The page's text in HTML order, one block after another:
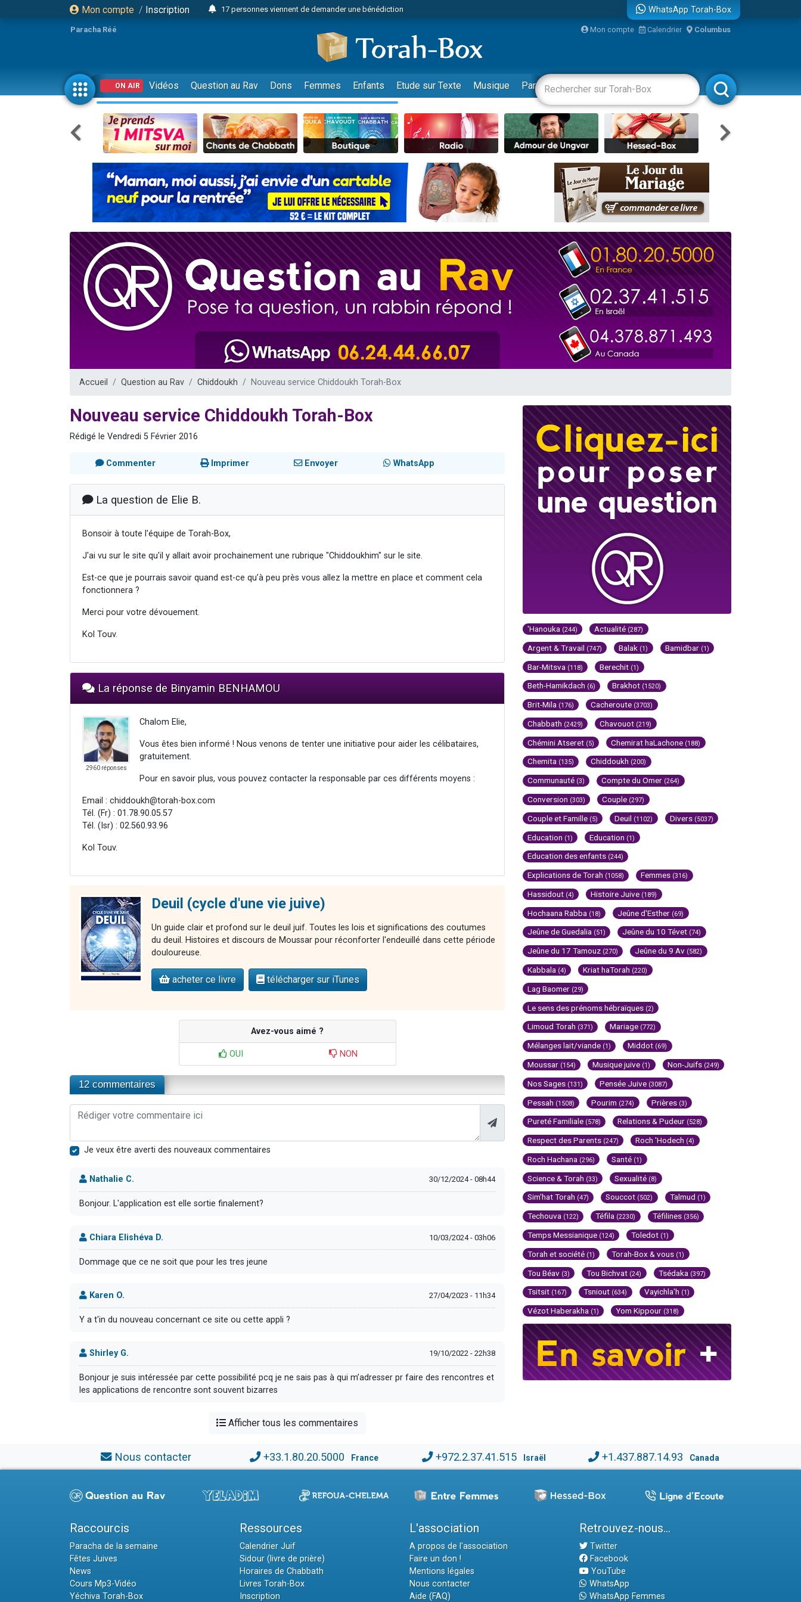
Mon compte / Inscription
17 personnes viennent de demander une bénédiction
Il reste 49 places pour étudier en groupe sur Zoom
23 personnes viennent de faire un don pour Diane, 80 ans, dans un appartement insalubre
Eva vient de donner son Maasser
4 personnes viennent de nous rejoindre sur WhatsApp
3 personnes viennent de nous rejoindre sur WhatsApp
3 personnes viennent de faire un don pour 5 jours de vacances aux Orphelins
Odaya vient de donner son Maasser
13 personnes viennent de demander une bénédiction
2 personnes viennent de nous rejoindre sur WhatsApp
30 personnes viennent de faire un don pour Sauvez la jambe de Yohan
12 nouvelles musiques dans Torah-Box Music
Il reste 49 places pour étudier en groupe sur Zoom
3 personnes viennent de nous rejoindre sur WhatsApp
2 personnes viennent de nous rejoindre sur WhatsApp
3 personnes viennent de nous rejoindre sur WhatsApp
8 personnes viennent de faire un don pour Tsédaka : pauvres d'Israel
2 personnes viennent de faire un don pour 1 Journée de Vacances Pour les Enfants
WhatsApp Torah-Box
Paracha Réé Mon compte Calendrier Columbus
ON AIR Vidéos Question au Rav Dons Femmes Enfants Etude sur Texte Musique Paracha Divertissements Livres Rabbanim
Accueil Question au Rav Chiddoukh Nouveau service Chiddoukh Torah-Box
Nouveau service Chiddoukh Torah-Box
Rédigé le Vendredi 5 Février 2016
Commenter Imprimer Envoyer WhatsApp
La question de Elie B.
Bonsoir à toute l'équipe de Torah-Box,
J'ai vu sur le site qu'il y allait avoir prochainement une rubrique "Chiddoukhim" sur le site.
Est-ce que je pourrais savoir quand est-ce qu’à peu près vous allez la mettre en place et comment cela
fonctionnera ?
Merci pour votre dévouement.
Kol Touv.
La réponse de Binyamin BENHAMOU
2960 réponses
Chalom Elie,
Vous êtes bien informé ! Nous venons de tenter une initiative pour aider les célibataires,
gratuitement.
Pour en savoir plus, vous pouvez contacter la responsable par ces différents moyens :
Email : chiddoukh@torah-box.com
Tél. (Fr) : 01.78.90.05.57
Tél. (Isr) : 02.560.93.96
Kol Touv.
Deuil (cycle d'une vie juive)
Un guide clair et profond sur le deuil juif. Toutes les lois et significations des coutumes
du deuil. Histoires et discours de Moussar pour réconforter l'endeuillé dans cette période
douloureuse.
acheter ce livre télécharger sur iTunes
Avez-vous aimé ?
OUI NON
12 commentaires
Je veux être averti des nouveaux commentaires
Nathalie C. 30/12/2024 - 08h44
Bonjour. L'application est elle sortie finalement?
Chiara Elishéva D. 10/03/2024 - 03h06
Dommage que ce ne soit que pour les tres jeune
Karen O. 27/04/2023 - 11h34
Y a t'in du nouveau concernant ce site ou cette appli ?
Shirley G. 19/10/2022 - 22h38
Bonjour je suis intéressée par cette possibilité pcq je ne sais pas à qui m’adresser pr faire des rencontres et
les applications de rencontre sont souvent bizarres
Afficher tous les commentaires
'Hanouka (244) Actualité (287)
Argent & Travail (747) Balak (1) Bamidbar (1)
Bar-Mitsva (118) Berechit (1)
Beth-Hamikdach (6) Brakhot (1520)
Brit-Mila (176) Cacheroute (3703)
Chabbath (2429) Chavouot (219)
Chémini Atseret (5) Chemirat haLachone (188)
Chemita (135) Chiddoukh (200)
Communauté (3) Compte du Omer (264)
Conversion (303) Couple (297)
Couple et Famille (5) Deuil (1102) Divers (5037)
Education (1) Education (1)
Education des enfants (244)
Explications de Torah (1058) Femmes (316)
Hassidout (4) Histoire Juive (189)
Hochaana Rabba (18) Jeûne d'Esther (69)
Jeûne de Guedalia (51) Jeûne du 10 Tévet (74)
Jeûne du 17 Tamouz (270) Jeûne du 9 Av (582)
Kabbala (4) Kriat haTorah (220)
Lag Baomer (29)
Le sens des prénoms hébraïques (2)
Limoud Torah (371) Mariage (772)
Mélanges lait/viande (1) Middot (69)
Moussar (154) Musique juive (1) Non-Juifs (249)
Nos Sages (131) Pensée Juive (3087)
Pessah (1508) Pourim (274) Prières (3)
Pureté Familiale (578) Relations & Pudeur (528)
Respect des Parents (247) Roch 'Hodech (4)
Roch Hachana (296) Santé (1)
Science & Torah (33) Sexualité (8)
Sim'hat Torah (47) Souccot (502) Talmud (1)
Techouva (122) Téfila (2230) Téfilines (356)
Temps Messianique (124) Toledot (1)
Torah et société (1) Torah-Box & vous (1)
Tou Béav (3) Tou Bichvat (24) Tsédaka (397)
Tsitsit (167) Tsniout (634) Vayichla'h (1)
Vézot Haberakha (1) Yom Kippour (318)
Nous contacter +33.1.80.20.5000 France +972.2.37.41.515 Israël +1.437.887.14.93 Canada
Raccourcis
Paracha de la semaine
Fêtes Juives
News
Cours Mp3-Vidéo
Yéchiva Torah-Box
Ressources
Calendrier Juif
Sidour (livre de prière)
Horaires de Chabbath
Livres Torah-Box
Inscription
L'association
A propos de l'association
Faire un don !
Mentions légales
Nous contacter
Aide (FAQ)
Retrouvez-nous...
Twitter
Facebook
YouTube
WhatsApp
WhatsApp Femmes